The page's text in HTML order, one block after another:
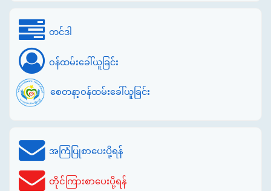
တင်ဒါ
ဝန်ထမ်းခေါ်ယူခြင်း
စေတနာ့ဝန်ထမ်းခေါ်ယူခြင်း
အကြံပြုစာပေးပို့ရန်
တိုင်ကြားစာပေးပို့ရန်